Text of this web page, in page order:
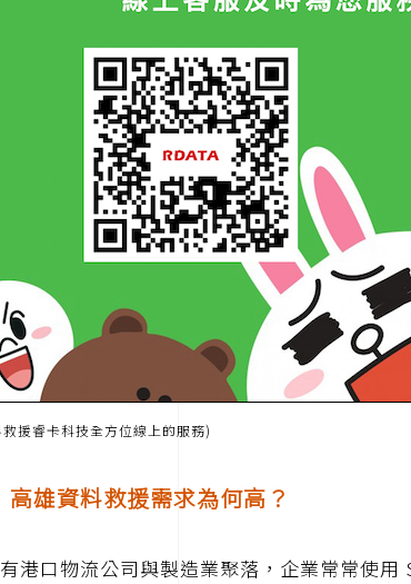
援睿卡科技全方位線上的服務)
高雄資料救援需求為何高？
港口物流公司與製造業聚落，企業常常使